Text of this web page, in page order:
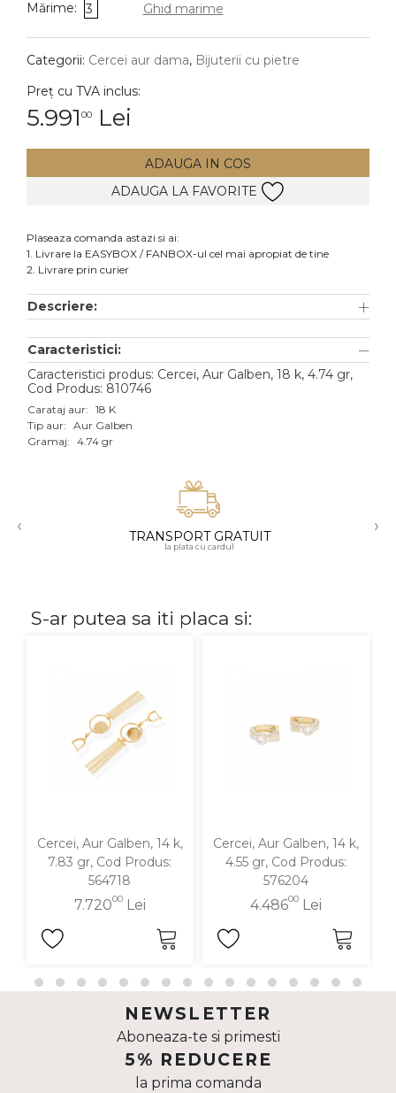
DIAMANTE Vezi toate
Cercei
Accesorii
Aur alb
Aur roz
Aur mixt
18K
Mărime: 3 Ghid marime
Categorii: Cercei aur dama, Bijuterii cu pietre
Preț cu TVA inclus:
5.991 00 Lei
ADAUGA IN COS
ADAUGA LA FAVORITE
Plaseaza comanda astazi si ai:
1. Livrare la EASYBOX / FANBOX-ul cel mai apropiat de tine
2. Livrare prin curier
Descriere:
Caracteristici:
Caracteristici produs: Cercei, Aur Galben, 18 k, 4.74 gr,
Cod Produs: 810746
Carataj aur: 18 K
Tip aur: Aur Galben
Gramaj: 4.74 gr
‹ TRANSPORT GRATUIT
la plata cu cardul
›
S-ar putea sa iti placa si:
Cercei, Aur Galben, 14 k,
7.83 gr, Cod Produs:
564718
7.72000Lei
Cercei, Aur Galben, 14 k,
4.55 gr, Cod Produs:
576204
4.48600Lei
NEWSLETTER
Aboneaza-te si primesti
5% REDUCERE
la prima comanda